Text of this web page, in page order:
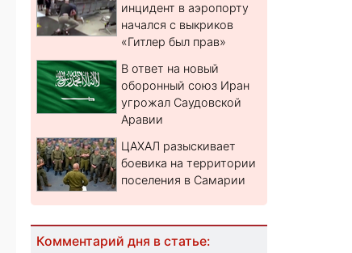
инцидент в аэропорту
начался с выкриков
«Гитлер был прав»
В ответ на новый
оборонный союз Иран
угрожал Саудовской
Аравии
ЦАХАЛ разыскивает
боевика на территории
поселения в Самарии
Комментарий дня в статье: